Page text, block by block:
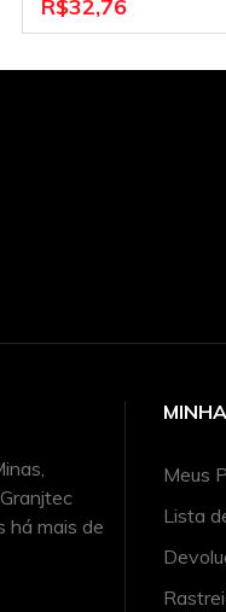
R$32,76
há mais de
Meus
Lista